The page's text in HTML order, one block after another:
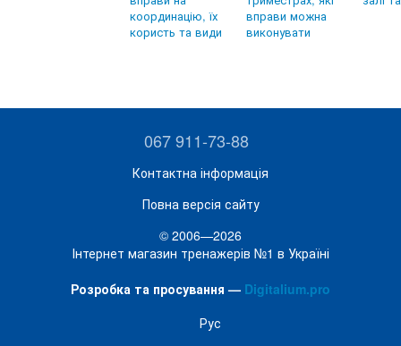
координацію, їх
користь та види
вправи можна
виконувати
067 911-73-88
Контактна інформація
Повна версія сайту
© 2006—2026
Інтернет магазин тренажерів №1 в Україні
Розробка та просування — Digitalium.pro
Рус